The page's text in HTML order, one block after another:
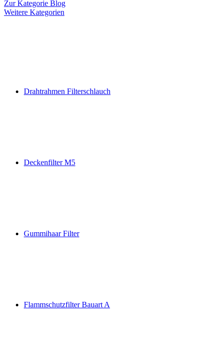
Zur Kategorie Blog
Weitere Kategorien
Drahtrahmen Filterschlauch
Deckenfilter M5
Gummihaar Filter
Flammschutzfilter Bauart A